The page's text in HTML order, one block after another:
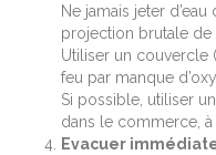
Ne jamais jeter
projection brutale de
Utiliser un couvercle
feu par manque
Si possible, utiliser
dans le commerce,
Evacuer